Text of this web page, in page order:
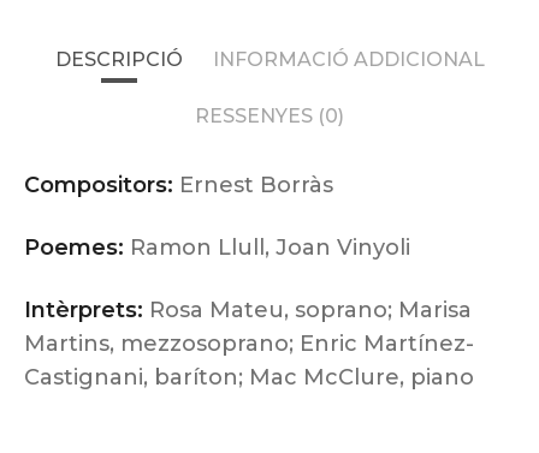
DESCRIPCIÓ INFORMACIÓ ADDICIONAL
RESSENYES (0)
Compositors: Ernest Borràs
Poemes: Ramon Llull, Joan Vinyoli
Intèrprets: Rosa Mateu, soprano; Marisa
Martins, mezzosoprano; Enric Martínez-
Castignani, baríton; Mac McClure, piano